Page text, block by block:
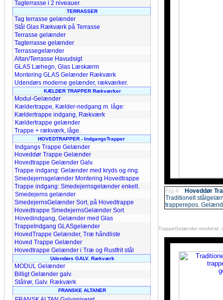
Tagterrasse i 2 niveauer.
TERRASSER
Tag terrasse gelænder
Stål Glas Rækværk på Terrasse
Terrasse gelænder
Tagterrasse gelænder
Terrassegelænder
Altan/Terrasse Havudsigt
GLAS Læhegn, Glas Læskærm
Montering GLAS Gelænder Rækværk
Udendørs moderne gelænder, rækværker.
KÆLDER TRAPPER Rækværker
Modul-Gelænder
Kældertrappe, Kælder-nedgang m. låge:
Kældertrappe indgang, Rækværk
Kældertrappe gelænder
Trappe + rækværk, låge.
HOVEDTRAPPER - IndgangsTrapper
Indgangs Trappe Gelænder
Hoveddør Trappe Gelænder
Hovedtrappe Gelænder Galv.
Trappe indgang: Gelænder med kryds og ring.
Smedejernsgelænder Montering Hovedtrappe
Trappe indgang: Smedejernsgelænder enkelt.
Smedejerns gelænder
SmedejernsGelænder Sort, på Hovedtrappe
Hovedtrappe SmedejernsGelænder Sort
Hovedindgang, Gelænder med Glas
TrappeIndgang GLASgelænder
HovedTrappe Gelænder, Træ håndliste
Hoved Trappe Gelænder
Hovedtrappe Gelænder i Træ og Rustfrit stål
Udendørs GALV. Rækværk
MODUL Gelænder
Billigt Gelænder galv.
Stålrør, Galv. Rækværk
FRANSKE ALTANER
Fig.4
Hoveddør
Traditionelt
trapperepos.
TrappeGelænder model-id: